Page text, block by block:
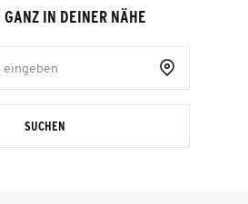
GANZ IN DEINER NÄHE
SUCHEN